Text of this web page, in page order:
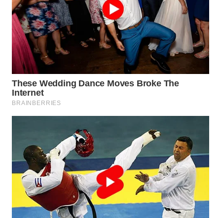
WN
BOGOR
WN
DEPOK
WN
TAPANULI
UTARA
WN
PADANG
LAWAS